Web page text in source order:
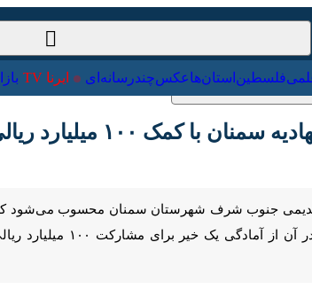
علمی فلسطین استان‌ها عکس چندرسانه‌ای
خیر/ چشم‌انداز ایجاد مدرسه قرآنی